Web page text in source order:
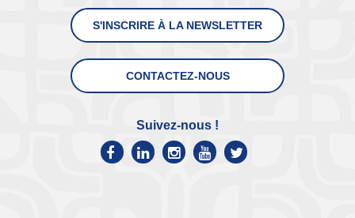
S'INSCRIRE À LA NEWSLETTER
CONTACTEZ-NOUS
Suivez-nous !